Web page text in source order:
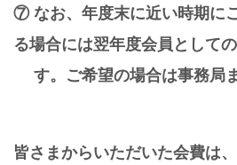
⑦ なお、年度末に近い時期に
る場合には翌年度会員として
す。ご希望の場合は事務局
皆さまからいただいた会費は、